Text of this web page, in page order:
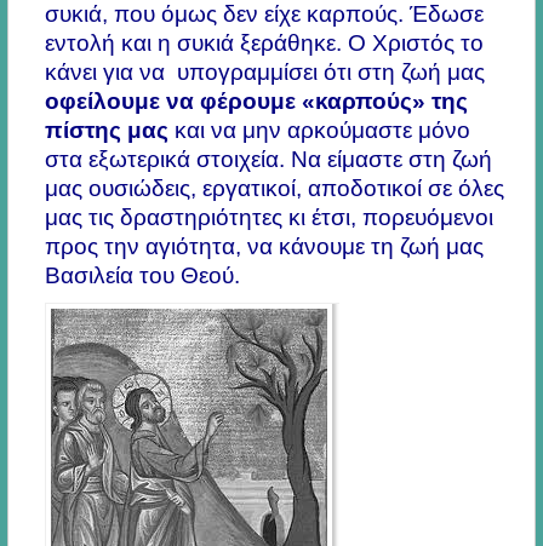
συκιά, που όμως δεν είχε καρπούς. Έδωσε
εντολή και η συκιά ξεράθηκε. Ο Χριστός το
κάνει για να υπογραμμίσει ότι στη ζωή μας
οφείλουμε να φέρουμε «καρπούς» της
πίστης μας και να μην αρκούμαστε μόνο
στα εξωτερικά στοιχεία. Να είμαστε στη ζωή
μας ουσιώδεις, εργατικοί, αποδοτικοί σε όλες
μας τις δραστηριότητες κι έτσι, πορευόμενοι
προς την αγιότητα, να κάνουμε τη ζωή μας
Βασιλεία του Θεού.